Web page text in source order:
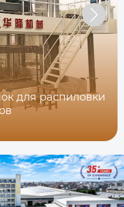
для распиловки